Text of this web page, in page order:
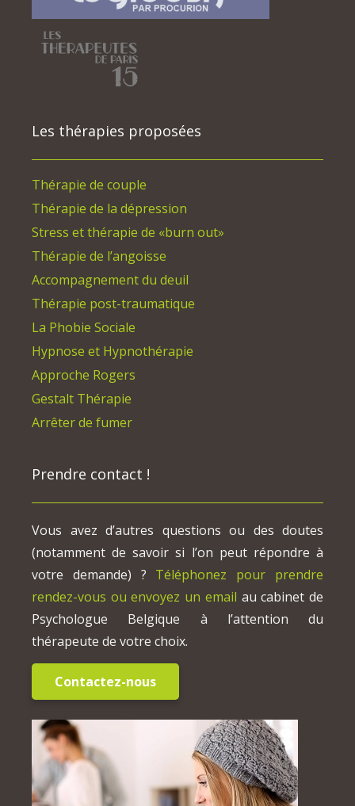
Les thérapies proposées
Thérapie de couple
Thérapie de la dépression
Stress et thérapie de «burn out»
Thérapie de l’angoisse
Accompagnement du deuil
Thérapie post-traumatique
La Phobie Sociale
Hypnose et Hypnothérapie
Approche Rogers
Gestalt Thérapie
Arrêter de fumer
Prendre contact !
Vous avez d’autres questions ou des doutes
(notamment de savoir si l’on peut répondre à
votre demande) ? Téléphonez pour prendre
rendez-vous ou envoyez un email au cabinet de
Psychologue Belgique à l’attention du
thérapeute de votre choix.
Contactez-nous